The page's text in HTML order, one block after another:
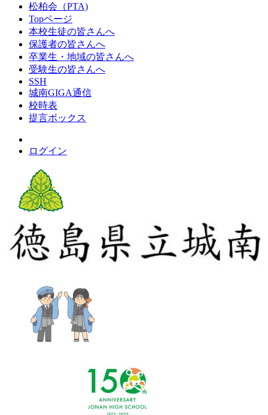
松柏会（PTA)
Topページ
本校生徒の皆さんへ
保護者の皆さんへ
卒業生・地域の皆さんへ
受験生の皆さんへ
SSH
城南GIGA通信
校時表
提言ボックス
ログイン